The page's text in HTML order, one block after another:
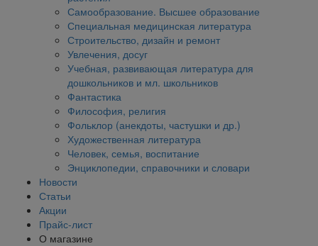
Самообразование. Высшее образование
Специальная медицинская литература
Строительство, дизайн и ремонт
Увлечения, досуг
Учебная, развивающая литература для
дошкольников и мл. школьников
Фантастика
Философия, религия
Фольклор (анекдоты, частушки и др.)
Художественная литература
Человек, семья, воспитание
Энциклопедии, справочники и словари
Новости
Статьи
Акции
Прайс-лист
О магазине